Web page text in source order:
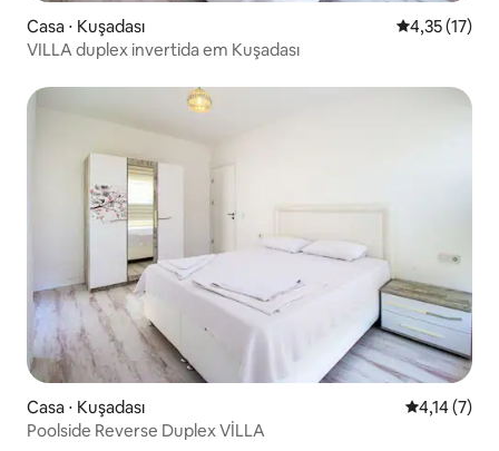
Casa ⋅ Kuşadası 4,35 de uma
4,35 (17)
VILLA duplex invertida em Kuşadası
Casa ⋅ Kuşadası 4,14 de
4,14 (7)
Poolside Reverse Duplex VİLLA